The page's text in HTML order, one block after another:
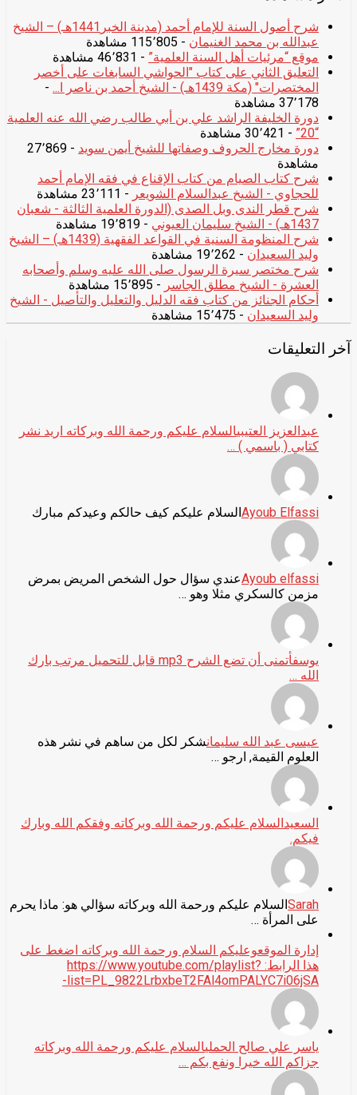
شرح أصول السنة للإمام أحمد (مدينة الخبر1441هـ) – الشيخ
عبدالله بن محمد الغنيمان - 115٬805 مشاهدة
موقع “مرئيات أهل السنة العلمية” - 46٬831 مشاهدة
التعليق الثاني على كتاب "الحواشي السابغات على أخصر
المختصرات" (مكة 1439هـ) - الشيخ أحمد بن ناصر ا...
-
37٬178 مشاهدة
دورة الخليفة الراشد علي بن أبي طالب رضي الله عنه العلمية
“20”
- 30٬421 مشاهدة
دورة مخارج الحروف وصفاتها للشيخ أيمن سويد
- 27٬869
مشاهدة
شرح كتاب الصيام من كتاب الإقناع في فقه الإمام أحمد
للحجاوي - الشيخ عبدالسلام الشويعر - 23٬111 مشاهدة
شرح قطر الندى وبل الصدى (الدورة العلمية الثالثة - شعبان
1437هـ) - الشيخ سليمان العيوني
- 19٬819 مشاهدة
شرح المنظومة السنية في القواعد الفقهية (1439هـ) – الشيخ
وليد السعيدان - 19٬262 مشاهدة
شرح مختصر سيرة الرسول صلى الله عليه وسلم وأصحابه
العشرة - الشيخ مطلق الجاسر - 15٬895 مشاهدة
أحكام الجنائز من كتاب فقه الدليل والتعليل والتأصيل - الشيخ
وليد السعيدان - 15٬475 مشاهدة
آخر التعليقات
عبدالعزيز العتيبيالسلام عليكم ورحمة الله وبركاته اريد نشر
كتابي ( باسمي ) …
Ayoub Elfassi السلام عليكم كيف حالكم وعيدكم مبارك
Ayoub elfassiعندي سؤال حول الشخص المريض بمرض
مزمن كالسكري مثلا وهو …
يوسف
أتمنى أن تضع الشرح mp3 قابل للتحميل مرتب بارك
الله …
عيسى عبد الله سليمانشكر لكل من ساهم في نشر هذه
العلوم القيمة, ارجو …
السعيد السلام عليكم ورحمة الله وبركاته وفقكم الله وبارك
فيكم.
Sarah السلام عليكم ورحمة الله وبركاته سؤالي هو: ماذا يحرم
على المرأة …
إدارة الموقعوعليكم السلام ورحمة الله وبركاته اضغط على
هذا الرابط: https://www.youtube.com/playlist?
list=PL_9822LrbxbeT2FAl4omPALYC7i06jSA-
ياسر علي صالح الحمليالسلام عليكم ورحمة الله وبركاته
جزاكم الله خيرا ونفع بكم …